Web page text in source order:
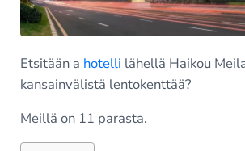
Etsitään a hotelli lähellä Haikou
kansainvälistä lentokenttää?
Meillä on 11 parasta.